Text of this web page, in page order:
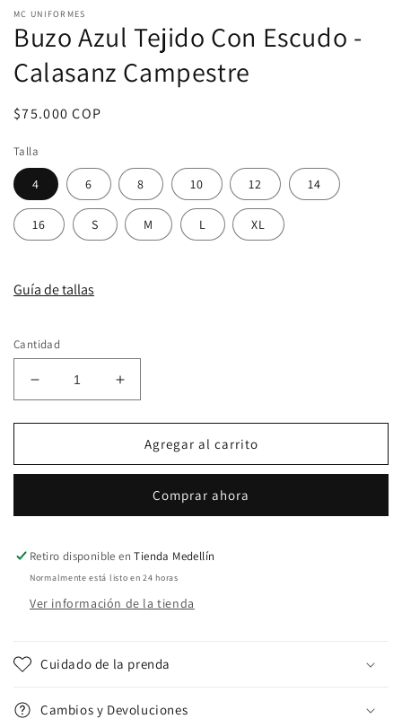
multimedia
1
en
ventana
modal
MC UNIFORMES
Buzo Azul Tejido Con Escudo -
Calasanz Campestre
Precio
$75.000 COP
Talla
4 6 8 10 12 14
16 S M L XL
Guía de tallas
Cantidad
Reducir
cantidad
para
Azul
Escudo
Calasanz
Campestre
Aumentar
cantidad
para
Buzo
Azul
Escudo
Calasanz
Campestre
Agregar al carrito
Comprar ahora
Retiro disponible enTienda Medellín
Normalmente está listo en 24 horas
Ver información de la tienda
Cuidado de la prenda
Cambios y Devoluciones